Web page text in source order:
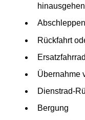
Rückfahrt
Ersatzfahrrad
Übernahme
Dienstrad-
Bergung